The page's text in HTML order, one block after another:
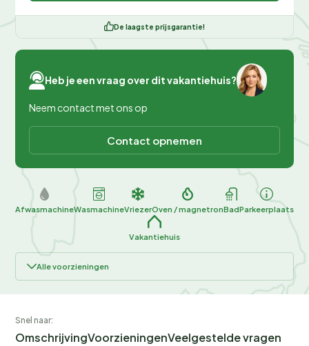
De laagste prijsgarantie!
Heb je een vraag over dit vakantiehuis?
Neem contact met ons op
Contact opnemen
AfwasmachineWasmachineVriezerOven / magnetronBadParkeerplaats
Vakantiehuis
Alle voorzieningen
Snel naar:
OmschrijvingVoorzieningenVeelgestelde vragen